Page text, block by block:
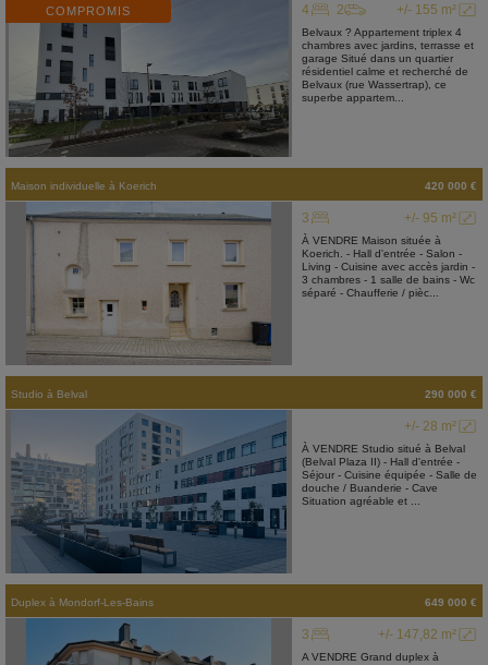
COMPROMIS +/- 155 m²
4 2
Belvaux ? Appartement triplex 4
chambres avec jardins, terrasse et
garage Situé dans un quartier
résidentiel calme et recherché de
Belvaux (rue Wassertrap), ce
superbe appartem...
Maison individuelle à Koerich 420 000 €
+/- 95 m²
3
À VENDRE Maison située à
Koerich. - Hall d'entrée - Salon -
Living - Cuisine avec accès jardin -
3 chambres - 1 salle de bains - Wc
séparé - Chaufferie / pièc...
Studio à Belval 290 000 €
+/- 28 m²
À VENDRE Studio situé à Belval
(Belval Plaza II) - Hall d'entrée -
Séjour - Cuisine équipée - Salle de
douche / Buanderie - Cave
Situation agréable et ...
Duplex à Mondorf-Les-Bains 649 000 €
+/- 147,82 m²
3
A VENDRE Grand duplex à